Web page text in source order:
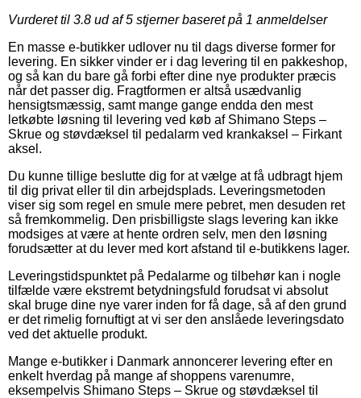
Vurderet til 3.8 ud af 5 stjerner baseret på 1 anmeldelser
En masse e-butikker udlover nu til dags diverse former for
levering. En sikker vinder er i dag levering til en pakkeshop,
og så kan du bare gå forbi efter dine nye produkter præcis
når det passer dig. Fragtformen er altså usædvanlig
hensigtsmæssig, samt mange gange endda den mest
letkøbte løsning til levering ved køb af Shimano Steps –
Skrue og støvdæksel til pedalarm ved krankaksel – Firkant
aksel.
Du kunne tillige beslutte dig for at vælge at få udbragt hjem
til dig privat eller til din arbejdsplads. Leveringsmetoden
viser sig som regel en smule mere pebret, men desuden ret
så fremkommelig. Den prisbilligste slags levering kan ikke
modsiges at være at hente ordren selv, men den løsning
forudsætter at du lever med kort afstand til e-butikkens lager.
Leveringstidspunktet på Pedalarme og tilbehør kan i nogle
tilfælde være ekstremt betydningsfuld forudsat vi absolut
skal bruge dine nye varer inden for få dage, så af den grund
er det rimelig fornuftigt at vi ser den anslåede leveringsdato
ved det aktuelle produkt.
Mange e-butikker i Danmark annoncerer levering efter en
enkelt hverdag på mange af shoppens varenumre,
eksempelvis Shimano Steps – Skrue og støvdæksel til